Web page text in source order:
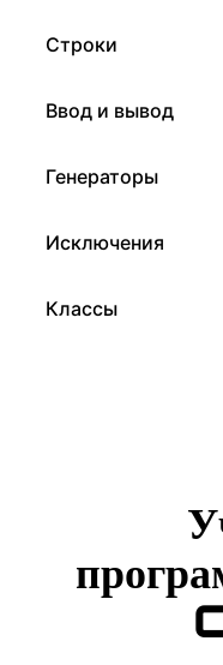
Строки
Ввод и вывод
Генераторы
Исключения
Классы